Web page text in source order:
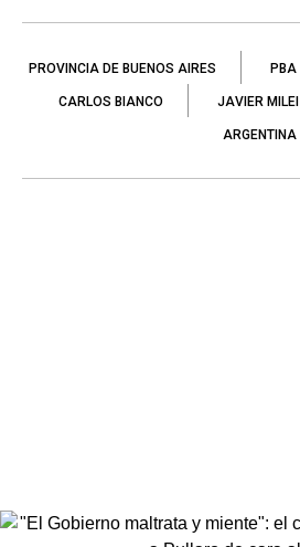
PROVINCIA DE BUENOS AIRES PBA
CARLOS BIANCO JAVIER MILEI
ARGENTINA